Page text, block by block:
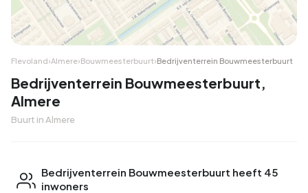
Flevoland›Almere›Bouwmeesterbuurt›Bedrijventerrein Bouwmeesterbuurt
Bedrijventerrein Bouwmeesterbuurt,
Almere
Buurt in Almere
Bedrijventerrein Bouwmeesterbuurt heeft 45
inwoners